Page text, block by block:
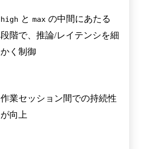
high と max の中間にあたる
段階で、推論/レイテンシを細
かく制御
作業セッション間での持続性
が向上